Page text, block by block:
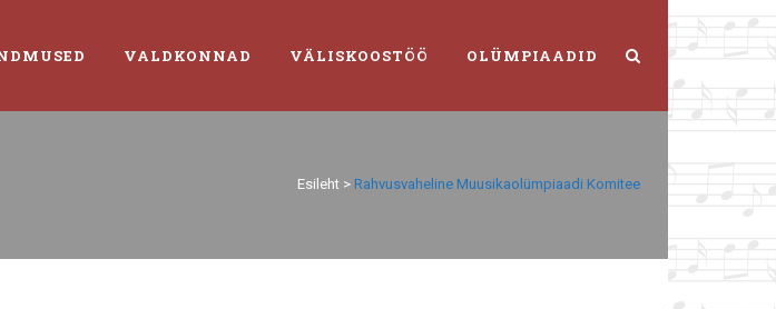
VALDKONNAD VÄLISKOOSTÖÖ OLÜMPIAADID
Esileht > Rahvusvaheline Muusikaolümpiaadi Komitee